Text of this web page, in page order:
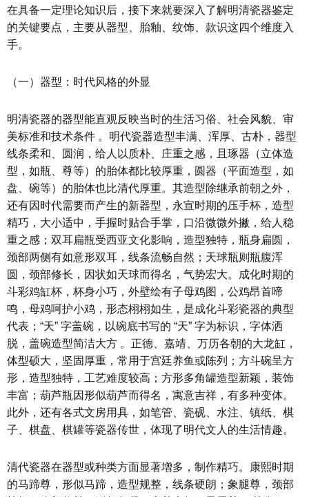
在具备一定理论知识后，接下来就要深入了解明清瓷器鉴定
的关键要点，主要从器型、胎釉、纹饰、款识这四个维度入
手。
（一）器型：时代风格的外显
明清瓷器的器型能直观反映当时的生活习俗、社会风貌、审
美标准和技术条件 。明代瓷器造型丰满、浑厚、古朴，器型
线条柔和、圆润，给人以质朴、庄重之感，且琢器（立体造
型，如瓶、尊等）的胎体都比较厚重，圆器（平面造型，如
盘、碗等）的胎体也比清代厚重。其造型除继承前朝之外，
还有因时代需要而产生的新器型，永宣时期的压手杯，造型
精巧，大小适中，手握时贴合手掌，口沿微微外撇，给人稳
重之感；双耳扁瓶受西亚文化影响，造型独特，瓶身扁圆，
颈部两侧有如意形双耳，线条流畅自然；天球瓶则瓶腹浑
圆，颈部修长，因状如天球而得名，气势宏大。成化时期的
斗彩鸡缸杯，杯身小巧，外壁绘有子母鸡图，公鸡昂首啼
鸣，母鸡呵护小鸡，形态栩栩如生，是成化斗彩瓷器的典型
代表；“天” 字盖碗，以碗底书写的 “天” 字为标识，字体洒
脱，盖碗造型简洁大方 。正德、嘉靖、万历各朝的大龙缸，
体型硕大，坚固厚重，常用于宫廷养鱼或陈列；方斗碗呈方
形，造型独特，工艺难度较高；方形多角罐造型新颖，装饰
丰富；葫芦瓶因形似葫芦而得名，寓意吉祥，有多种变体。
此外，还有各式文房用具，如笔管、瓷砚、水注、镇纸、棋
子、棋盘、棋罐等瓷器传世，体现了明代文人的生活情趣。
清代瓷器在器型或种类方面显著增多，制作精巧。康熙时期
的马蹄尊，形似马蹄，造型规整，线条硬朗；象腿尊，颈部